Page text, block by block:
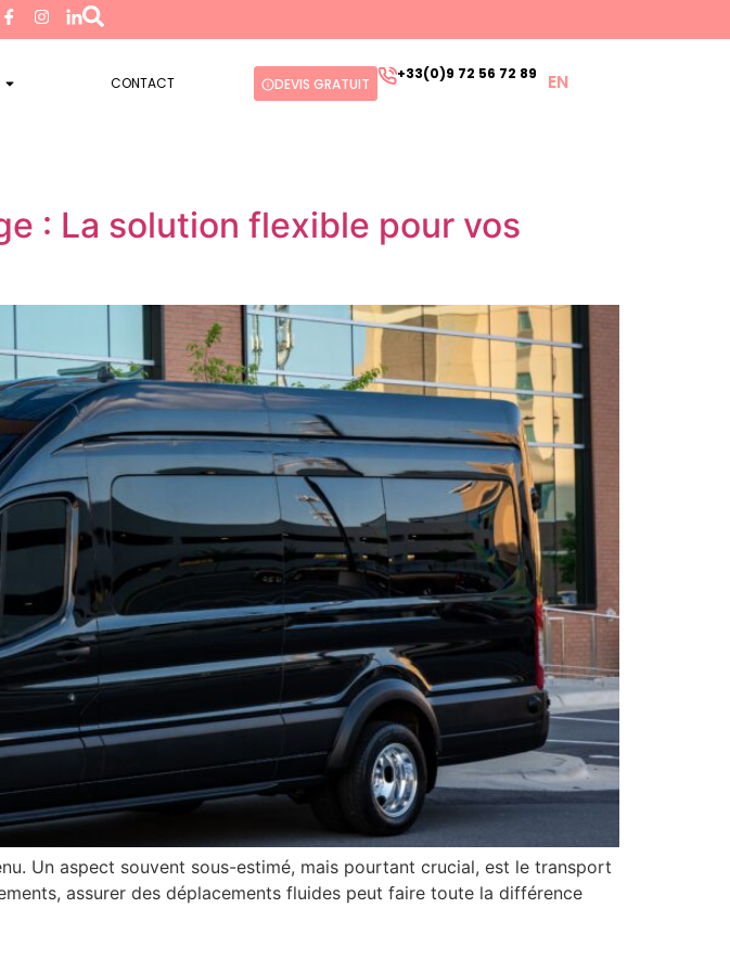
CONTACT DEVIS GRATUIT
+33(0)9 72 56 72 89 EN
: La solution flexible pour vos
Un aspect souvent sous-estimé, mais pourtant crucial, est le transport
assurer des déplacements fluides peut faire toute la différence